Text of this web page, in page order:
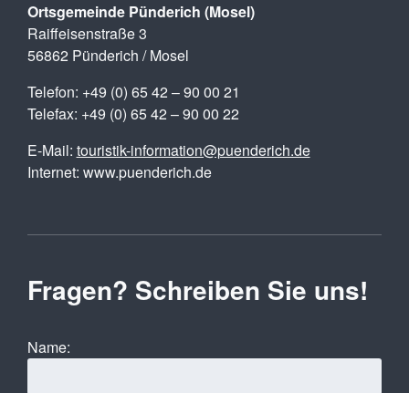
Ortsgemeinde Pünderich (Mosel)
Raiffeisenstraße 3
56862 Pünderich / Mosel
Telefon: +49 (0) 65 42 – 90 00 21
Telefax: +49 (0) 65 42 – 90 00 22
E-Mail: touristik-information@puenderich.de
Internet: www.puenderich.de
Fragen? Schreiben Sie uns!
Name: